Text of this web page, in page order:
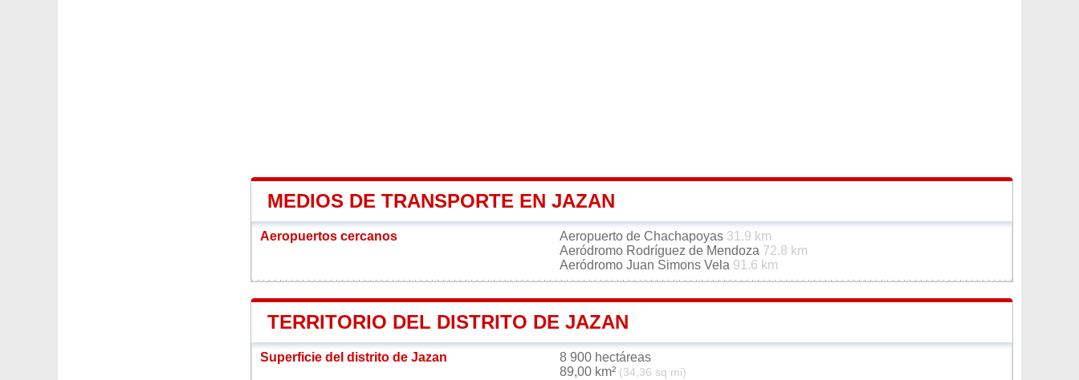
MEDIOS DE TRANSPORTE EN JAZAN
Aeropuertos cercanos Aeropuerto de Chachapoyas 31.9 km
Aeródromo Rodríguez de Mendoza 72.8 km
Aeródromo Juan Simons Vela 91.6 km
TERRITORIO DEL DISTRITO DE JAZAN
Superficie del distrito de Jazan
8 900 hectáreas
89,00 km² (34,36 sq mi)